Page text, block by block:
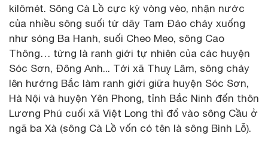
kilômét. Sông Cà Lồ cực kỳ vòng vèo, nhận nước
của nhiều sông suối từ dãy Tam Đảo chảy xuống
như sóng Ba Hanh, suối Cheo Meo, sông Cao
Thông… từng là ranh giới tự nhiên của các huyện
Sóc Sơn, Đông Anh... Tới xã Thuỵ Lâm, sông chảy
lên hướng Bắc làm ranh giới giữa huyện Sóc Sơn,
Hà Nội và huyện Yên Phong, tỉnh Bắc Ninh đến thôn
Lương Phú cuối xã Việt Long thì đổ vào sông Cầu ở
ngã ba Xà (sông Cà Lồ vốn có tên là sông Bình Lỗ).